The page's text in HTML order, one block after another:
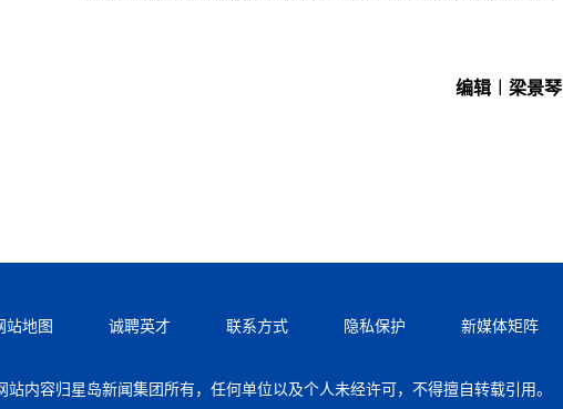
编辑︱梁景琴
站地图 诚聘英才 联系方式 隐私保护 新媒体矩阵
站内容归星岛新闻集团所有，任何单位以及个人未经许可，不得擅自转载引用。